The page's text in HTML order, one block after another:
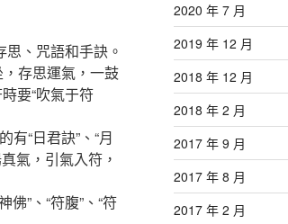
、咒語和手訣。
存思運氣，一鼓
要“吹氣于符
“日君訣”、“月
氣，引氣入符，
”、“符腹”、“符
2020 年 7 月
2019 年 12 月
2018 年 12 月
2018 年 2 月
2017 年 9 月
2017 年 8 月
2017 年 2 月